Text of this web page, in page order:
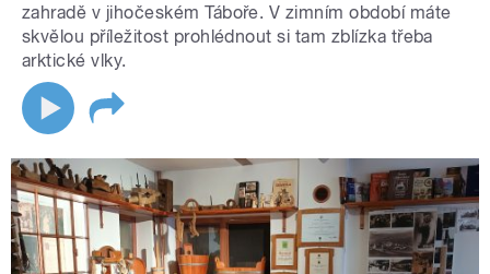
zahradě v jihočeském Táboře. V zimním období máte
skvělou příležitost prohlédnout si tam zblízka třeba
arktické vlky.